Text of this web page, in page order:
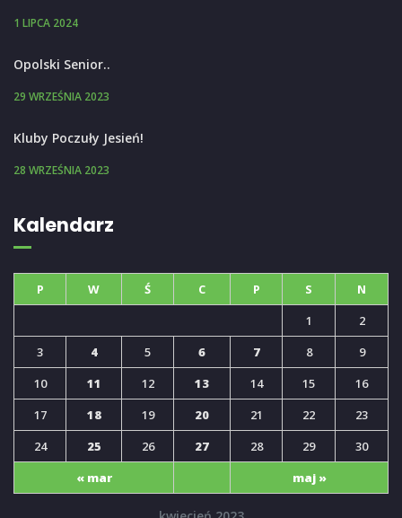
1 LIPCA 2024
Opolski Senior..
29 WRZEŚNIA 2023
Kluby Poczuły Jesień!
28 WRZEŚNIA 2023
Kalendarz
P W Ś C P S N
« mar maj »
1
2
3
4 5 6 7 8
9
10
11 12 13 14 15
16
17
18 19 20 21 22
23
24
25 26 27 28 29 30